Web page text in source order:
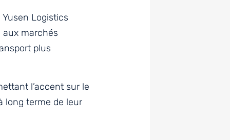
Logistics
marchés
plus
l’accent sur le
long terme de leur